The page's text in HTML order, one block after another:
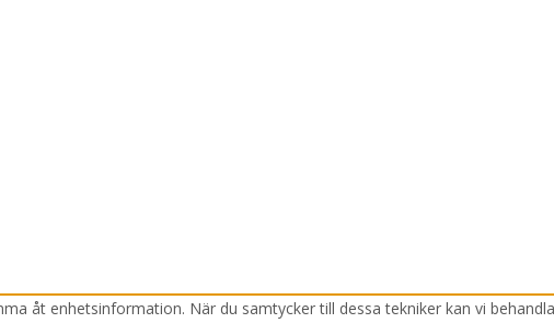
åt enhetsinformation. När du samtycker till dessa tekniker kan vi